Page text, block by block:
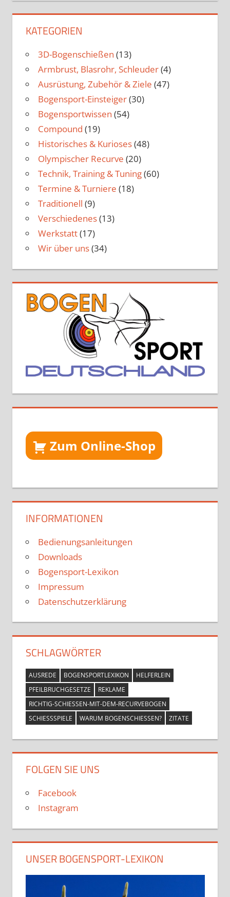
KATEGORIEN
3D-Bogenschießen (13)
Armbrust, Blasrohr, Schleuder(4)
Ausrüstung, Zubehör & Ziele (47)
Bogensport-Einsteiger(30)
Bogensportwissen (54)
Compound (19)
Historisches & Kurioses(48)
Olympischer Recurve (20)
Technik, Training & Tuning(60)
Termine & Turniere (18)
Traditionell (9)
Verschiedenes(13)
Werkstatt(17)
Wir über uns(34)
Zum Online-Shop
INFORMATIONEN
Bedienungsanleitungen
Downloads
Bogensport-Lexikon
Impressum
Datenschutzerklärung
SCHLAGWÖRTER
AUSREDE BOGENSPORTLEXIKON
HELFERLEIN
PFEILBRUCHGESETZE
REKLAME
RICHTIG-SCHIESSEN-MIT-DEM-RECURVEBOGEN
SCHIESSSPIELE
WARUM BOGENSCHIESSEN? ZITATE
FOLGEN SIE UNS
Facebook
Instagram
UNSER BOGENSPORT-LEXIKON